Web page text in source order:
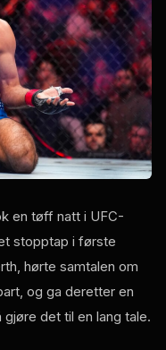
en tøff natt i UFC-
stopptap i første
hørte samtalen om
og ga deretter en
det til en lang tale.